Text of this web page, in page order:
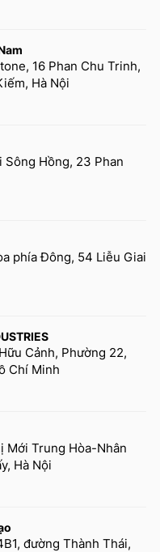
16 Phan Chu Trinh,
Hà Nội
Sông Hồng, 23 Phan
phía Đông, 54 Liễu Giai
Cảnh, Phường 22,
Chí Minh
Mới Trung Hòa-Nhân
Hà Nội
đường Thành Thái,